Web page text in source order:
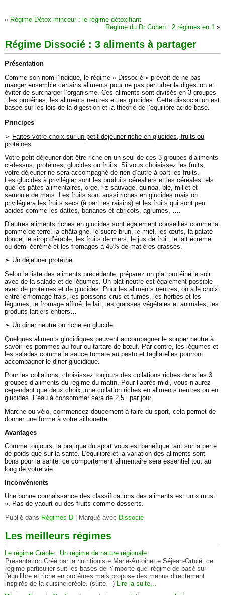
« Régime Détox-minceur : le régime détoxifiant
Régime du Dr Cohen : 2 régimes en 1»
Régime Dissocié : 3 aliments à partager
Présentation
Comme son nom l’indique, le régime « Dissocié » prévoit de ne pas
manger ensemble certains aliments pour ne pas perturber la digestion et
éviter de surcharger l’organisme. Ces aliments sont divisés en 3 groupes
: les protéines, les aliments neutres et les glucides. Cette dissociation est
basée sur les lois de la digestion et la théorie de l’équilibre acide-base.
Principes
➢ Faites votre choix sur un petit-déjeuner riche en glucides, fruits ou
protéines
Votre petit-déjeuner doit être riche en un seul de ces 3 groupes d’aliments
ci-dessus, protéines, glucides ou fruits. Si vous choisissez les fruits,
votre déjeuner ne sera accompagné de rien d’autre à part les fruits.
Les glucides à privilégier sont les produits céréaliers et les céréales tels
que les pâtes alimentaires, orge, riz sauvage, quinoa, blé, millet et
semoule de maïs. Les fruits sont aussi riches en glucides mais on
privilégiera les fruits secs (à part les raisins) et les fruits qui sont peu
acides comme les dattes, bananes et abricots, agrumes, ….
D’autres aliments riches en glucides sont également conseillés comme la
pomme de terre, la châtaigne, le sucre brun, le miel, les œufs, la patate
douce, le sirop d’érable, les fruits de mers, le jus de fruit, le lait écrémé
ou demi écrémé et les fromages à 45% de matières grasses.
➢ Un déjeuner protéïné
Selon la liste des aliments précédente, préparez un plat protéiné le soir
avec de la salade et de légumes. Un plat neutre est également possible
avec de protéines et de glucides. Pour les aliments neutres, on a le choix
entre le fromage frais, les poissons crus et fumés, les herbes et les
légumes, le fromage affiné, le lait, les graisses végétales et animales, les
produits laitiers entiers…
➢ Un diner neutre ou riche en glucide
Quelques aliments glucidiques peuvent accompagner le souper neutre à
savoir les pommes au four ou tartare de bœuf. Par contre, les légumes et
les salades comme la sauce tomate au pesto et tagliatelles pourront
accompagner le diner glucidique.
Pour les collations, choisissez toujours des collations riches dans les 3
groupes d’aliments du régime du matin. Pour l’après midi, vous n’aurez
cependant que deux choix, une collation riches en aliments neutres ou en
glucides. L’eau à consommer sera de 2,5 l par jour.
Marche ou vélo, commencez doucement à faire du sport, cela permet de
donner une forme à votre silhouette.
Avantages
Comme toujours, la pratique du sport vous est bénéfique tant sur la perte
de poids que sur la santé. L’équilibre et la variation des aliments sont
bons pour la santé, ce comportement alimentaire sera essentiel tout au
long de votre vie.
Inconvénients
Une bonne connaissance des classifications des aliments est un « must
». Pas de yaourt ou des fruits comme desserts.
Publié dans Régimes D Marqué avec Dissocié
Les meilleurs régimes
Le régime Créole : Un régime de nature régionale
Présentation Créé par la nutritioniste Marie-Antoinette Séjean-Ortolé, ce
régime particulier suit les bases de n'importe quel régime de basé sur
l'équilibre et riche en protéïnes mais propose des menus directement
inspirés de la cuisine créole. (suite…) Lire la suite...